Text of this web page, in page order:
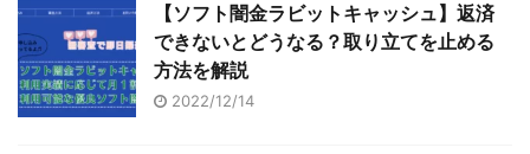
【ソフト闇金ラビットキャッシュ】返済
できないとどうなる？取り立てを止める
方法を解説
2022/12/14